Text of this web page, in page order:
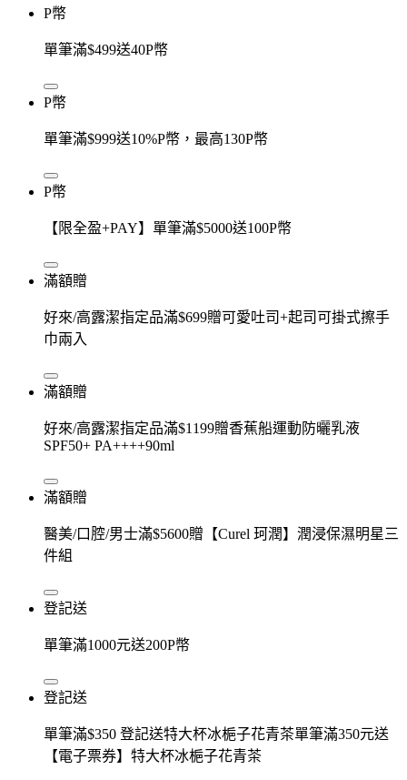
P幣
單筆滿$499送40P幣
P幣
單筆滿$999送10%P幣，最高130P幣
P幣
【限全盈+PAY】單筆滿$5000送100P幣
滿額贈
好來/高露潔指定品滿$699贈可愛吐司+起司可掛式擦手
巾兩入
滿額贈
好來/高露潔指定品滿$1199贈香蕉船運動防曬乳液
SPF50+ PA++++90ml
滿額贈
醫美/口腔/男士滿$5600贈【Curel 珂潤】潤浸保濕明星三
件組
登記送
單筆滿1000元送200P幣
登記送
單筆滿$350 登記送特大杯冰梔子花青茶單筆滿350元送
【電子票券】特大杯冰梔子花青茶